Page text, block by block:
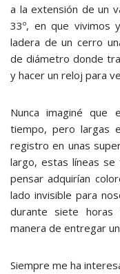
a la extensión de un
33º, en que vivimos
ladera de un cerro
de diámetro donde
y hacer un reloj para
Nunca imaginé
tiempo, pero largas
registro en unas
largo, estas líneas se
pensar adquirían
lado invisible para
durante siete horas
manera de entregar
Siempre me ha